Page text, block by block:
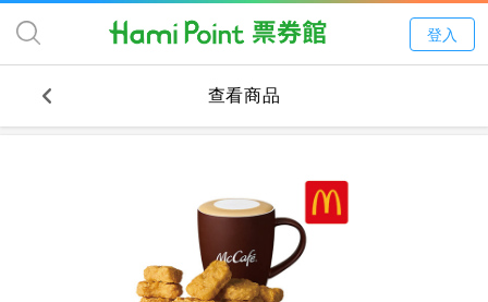
登入
查看商品